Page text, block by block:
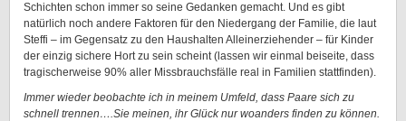
Schichten schon immer so seine Gedanken gemacht. Und es gibt
natürlich noch andere Faktoren für den Niedergang der Familie, die laut
Steffi – im Gegensatz zu den Haushalten Alleinerziehender – für Kinder
der einzig sichere Hort zu sein scheint (lassen wir einmal beiseite, dass
tragischerweise 90% aller Missbrauchsfälle real in Familien stattfinden).
Immer wieder beobachte ich in meinem Umfeld, dass Paare sich zu
schnell trennen….Sie meinen, ihr Glück nur woanders finden zu können.